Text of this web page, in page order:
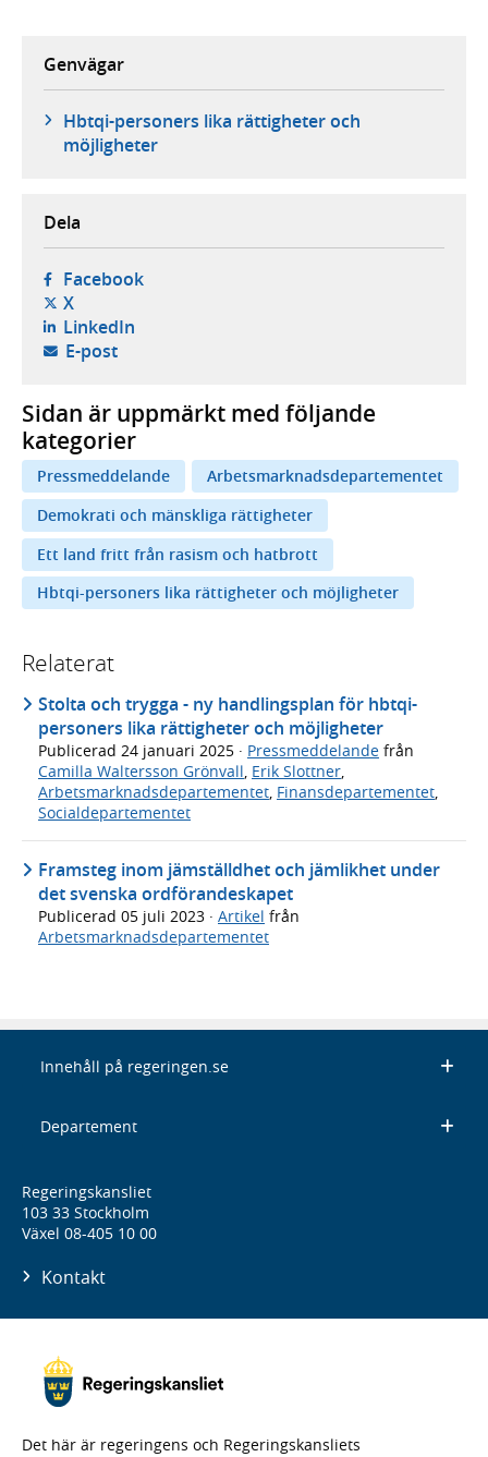
Genvägar
Hbtqi-personers lika rättigheter och
möjligheter
Dela
Facebook- öppnas i ny flik, extern webbplats,
X- öppnas i ny flik, extern webbplats,
LinkedIn- öppnas i ny flik, extern webbplats,
E-post- öppnar din e-postklient,
Sidan är uppmärkt med följande
kategorier
Pressmeddelande
Arbetsmarknadsdepartementet
Demokrati och mänskliga rättigheter
Ett land fritt från rasism och hatbrott
Hbtqi-personers lika rättigheter och möjligheter
Relaterat
Stolta och trygga - ny handlingsplan för hbtqi-
personers lika rättigheter och möjligheter
Publicerad 24 januari 2025 · Pressmeddelande från
Camilla Waltersson Grönvall, Erik Slottner,
Arbetsmarknadsdepartementet, Finansdepartementet,
Socialdepartementet
Framsteg inom jämställdhet och jämlikhet under
det svenska ordförandeskapet
Publicerad 05 juli 2023 · Artikel från
Arbetsmarknadsdepartementet
Innehåll på regeringen.se
Departement
Regeringskansliet
103 33 Stockholm
Växel 08-405 10 00
Kontakt
Det här är regeringens och Regeringskansliets